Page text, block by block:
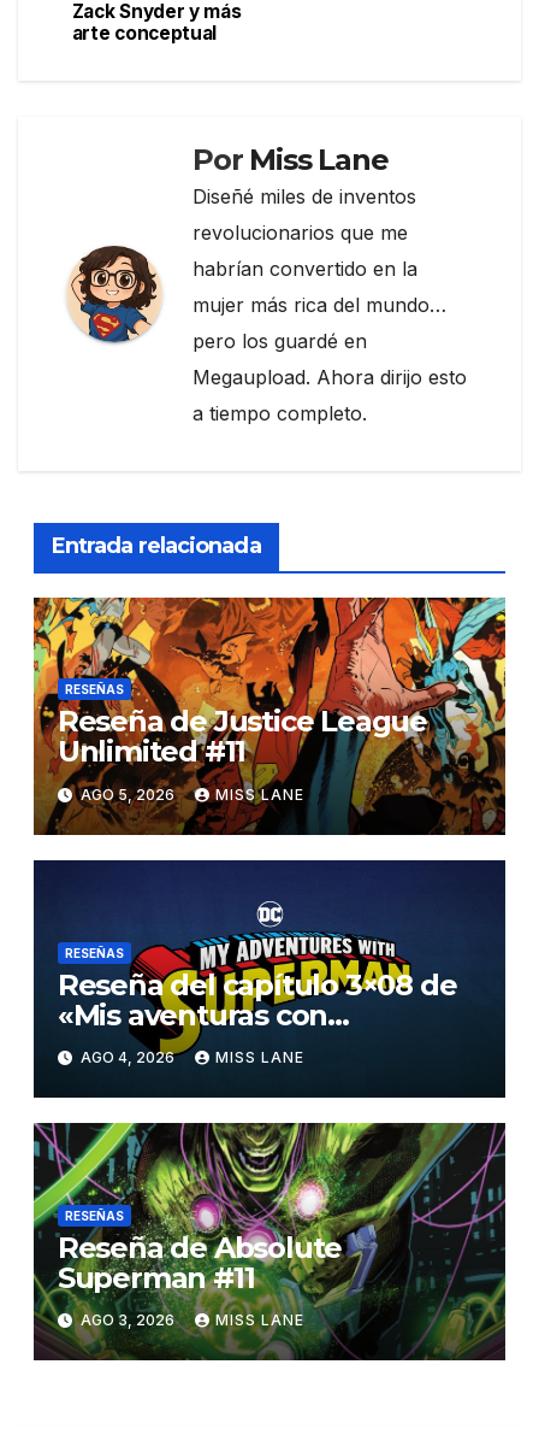
o
m
entradas
Zack Snyder y más
arte conceptual
Por Miss Lane
Diseñé miles de inventos
revolucionarios que me
habrían convertido en la
mujer más rica del mundo…
pero los guardé en
Megaupload. Ahora dirijo esto
a tiempo completo.
Entrada relacionada
RESEÑAS
Reseña de Justice League
Unlimited #11
AGO 5, 2026 MISS LANE
RESEÑAS
Reseña del capítulo 3×08 de
«Mis aventuras con
Superman»
AGO 4, 2026 MISS LANE
RESEÑAS
Reseña de Absolute
Superman #11
AGO 3, 2026 MISS LANE